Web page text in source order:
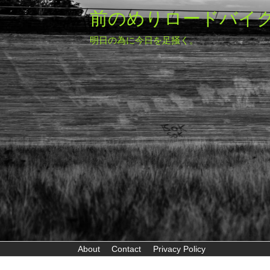
前のめりロードバイ
明日の為に今日を足掻く。
About Contact Privacy Policy